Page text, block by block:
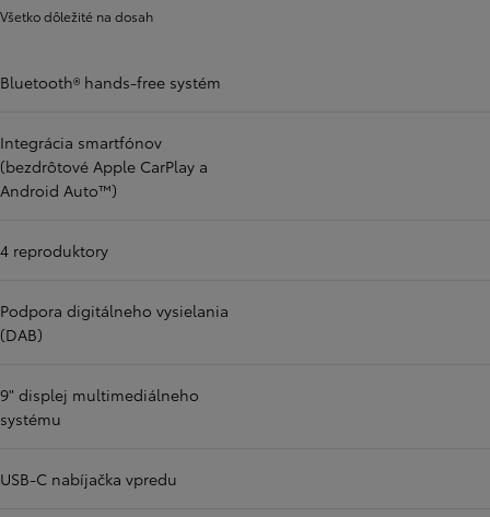
Všetko dôležité na dosah
Bluetooth® hands-free systém
Integrácia smartfónov
(bezdrôtové Apple CarPlay a
Android Auto™)
4 reproduktory
Podpora digitálneho vysielania
(DAB)
9" displej multimediálneho
systému
USB-C nabíjačka vpredu